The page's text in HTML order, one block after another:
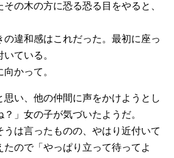
の木の方に恐る恐る目をやると、
違和感はこれだった。最初に座っ
ている。
かって。
思い、他の仲間に声をかけようとし
」女の子が気づいたようだ。
うは言ったものの、やはり近付いて
たので「やっぱり立って待ってよ